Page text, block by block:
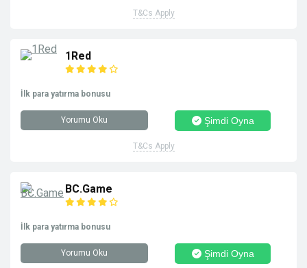
T&Cs Apply
1Red
İlk para yatırma bonusu
Yorumu Oku Şimdi Oyna
T&Cs Apply
BC.Game
İlk para yatırma bonusu
Yorumu Oku Şimdi Oyna